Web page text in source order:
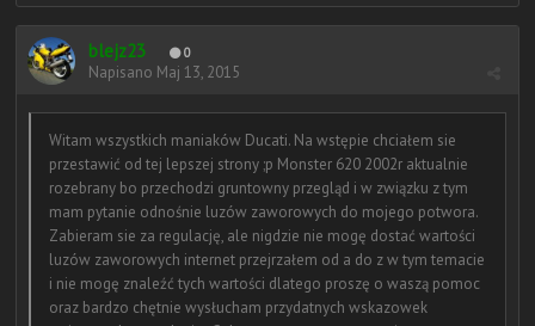
blejz23 0
Napisano Maj 13, 2015
Witam wszystkich maniaków Ducati. Na wstępie chciałem sie
przestawić od tej lepszej strony ;p Monster 620 2002r aktualnie
rozebrany bo przechodzi gruntowny przegląd i w związku z tym
mam pytanie odnośnie luzów zaworowych do mojego potwora.
Zabieram sie za regulację, ale nigdzie nie mogę dostać wartości
luzów zaworowych internet przejrzałem od a do z w tym temacie
i nie mogę znaleźć tych wartości dlatego proszę o waszą pomoc
oraz bardzo chętnie wysłucham przydatnych wskazowek